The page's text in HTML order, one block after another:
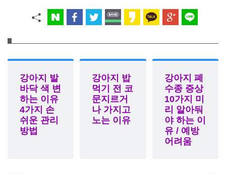
강아지 발
바닥 색 변
하는 이유
4가지 손
쉬운 관리
방법
강아지 밥
먹기 전 코
문지르거
나 가지고
노는 이유
강아지 폐
수종 증상
10가지 미
리 알아둬
야 하는 이
유 / 예방
어려움